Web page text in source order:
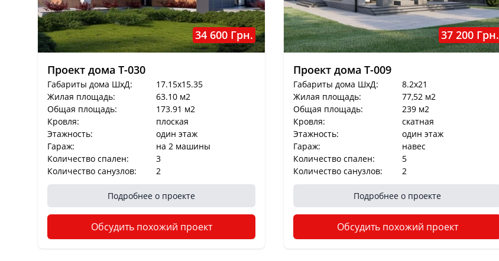
34 600 Грн.
Проект дома T-030
Габариты дома ШхД:
17.15x15.35
Жилая площадь:
63.10 м2
Общая площадь:
173.91 м2
Кровля:
плоская
Этажность:
один этаж
Гараж:
на 2 машины
Количество спален:
3
Количество санузлов:
2
Подробнее о проекте
Обсудить похожий проект
37 200 Грн.
Проект дома T-009
Габариты дома ШхД:
8.2x21
Жилая площадь:
77,52 м2
Общая площадь:
239 м2
Кровля:
скатная
Этажность:
один этаж
Гараж:
навес
Количество спален:
5
Количество санузлов:
2
Подробнее о проекте
Обсудить похожий проект